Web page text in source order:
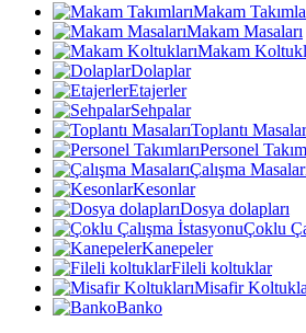
Makam
Makam Masaları
Makam
Dolaplar
Etajerler
Sehpalar
Toplantı
Personel
Çalışma
Kesonlar
Dosya dolapları
Çoklu
Kanepeler
Fileli koltuklar
Misafir
Banko